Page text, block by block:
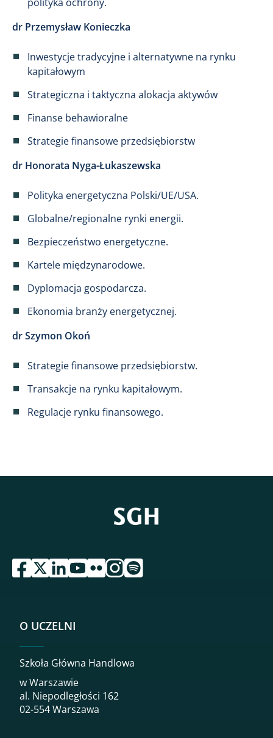
dr Przemysław Konieczka
Inwestycje tradycyjne i alternatywne na rynku
kapitałowym
Strategiczna i taktyczna alokacja aktywów
Finanse behawioralne
Strategie finansowe przedsiębiorstw
dr Honorata Nyga-Łukaszewska
Polityka energetyczna Polski/UE/USA.
Globalne/regionalne rynki energii.
Bezpieczeństwo energetyczne.
Kartele międzynarodowe.
Dyplomacja gospodarcza.
Ekonomia branży energetycznej.
dr Szymon Okoń
Strategie finansowe przedsiębiorstw.
Transakcje na rynku kapitałowym.
Regulacje rynku finansowego.
przejdź do serwisu facebook sgh
przejdź do serwisu twitter sgh
przejdź do serwisu linkedin sgh
przejdź do serwisu youtube sgh
przejdź do serwisu flickr sgh
przejdź do serwisu instagram sgh
przejdź do serwisu spotify sgh
O UCZELNI
Szkoła Główna Handlowa
w Warszawie
al. Niepodległości 162
02-554 Warszawa